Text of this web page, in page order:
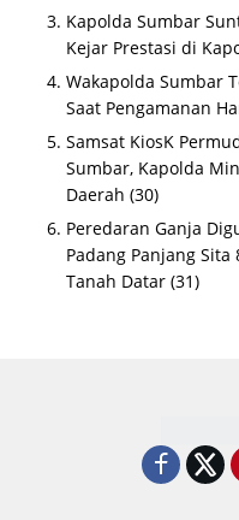
Kapolda Sumbar
Kejar Prestasi di
Wakapolda Sumbar
Saat Pengamanan
Samsat KiosK
Sumbar, Kapolda
Daerah (30)
Peredaran Ganja
Padang Panjang
Tanah Datar (31)